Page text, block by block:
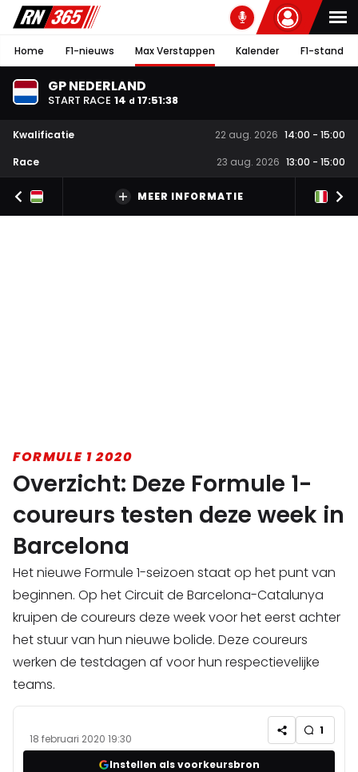
Home F1-nieuws Max Verstappen Kalender F1-stand
GP NEDERLAND
START RACE 14 d 17:51:37
Kwalificatie 22 aug. 2026 14:00 - 15:00
Race
23 aug. 2026 13:00 - 15:00
MEER INFORMATIE
FORMULE 1 2020
Overzicht: Deze Formule 1-
coureurs testen deze week in
Barcelona
Het nieuwe Formule 1-seizoen staat op het punt van
beginnen. Op het Circuit de Barcelona-Catalunya
kruipen de coureurs deze week voor het eerst achter
het stuur van hun nieuwe bolide. Deze coureurs
werken de testdagen af voor hun respectievelijke
teams.
18 februari 2020 19:30
1
Instellen als voorkeursbron